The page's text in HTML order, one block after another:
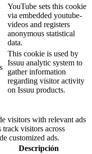
YouTube sets this cookie
via embedded youtube-
videos and registers
anonymous statistical
data.
This cookie is used by
Issuu analytic system to
gather information
regarding visitor activity
on Issuu products.
visitors with relevant ads
track visitors across
customized ads.
Descripción